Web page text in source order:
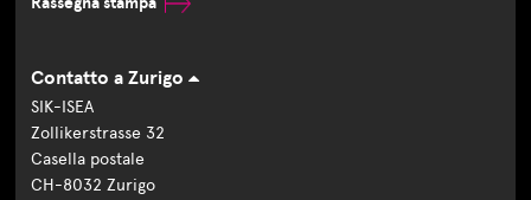
Contatto a Zurigo
SIK-ISEA
Zollikerstrasse 32
Casella postale
CH-8032 Zurigo